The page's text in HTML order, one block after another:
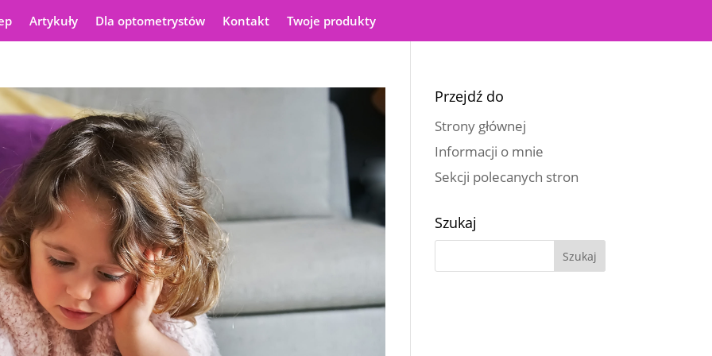
Artykuły Dla optometrystów Kontakt Twoje produkty
Przejdź do
Strony głównej
Informacji o mnie
Sekcji polecanych stron
Szukaj